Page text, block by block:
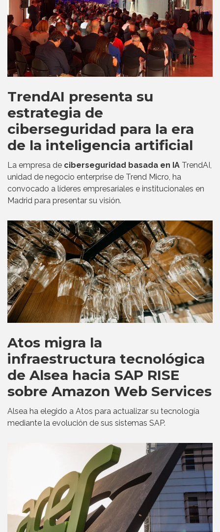
TrendAI presenta su
estrategia de
ciberseguridad para la era
de la inteligencia artificial
La empresa de ciberseguridad basada en IA TrendAI,
unidad de negocio enterprise de Trend Micro, ha
convocado a líderes empresariales e institucionales en
Madrid para presentar su visión.
Atos migra la
infraestructura tecnológica
de Alsea hacia SAP RISE
sobre Amazon Web Services
Alsea ha elegido a Atos para actualizar su tecnología
mediante la evolución de sus sistemas SAP.